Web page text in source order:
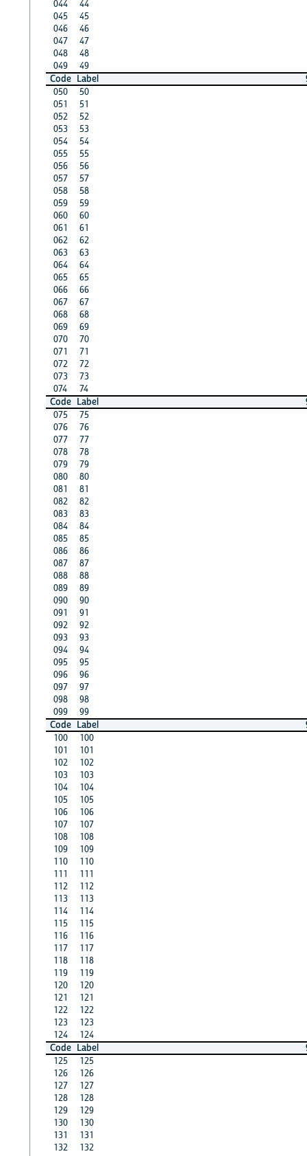
044
44
045
45
046
46
047
47
048
48
049
49
Code Label
050
50
051
51
052
52
053
53
054
54
055
55
056
56
057
57
058
58
059
59
060
60
061
61
062
62
063
63
064
64
065
65
066
66
067
67
068
68
069
69
070
70
071
71
072
72
073
73
074
74
Code Label
075
75
076
76
077
77
078
78
079
79
080
80
081
81
082
82
083
83
084
84
085
85
086
86
087
87
088
88
089
89
090
90
091
91
092
92
093
93
094
94
095
95
096
96
097
97
098
98
099
99
Code Label
100
100
101
101
102
102
103
103
104
104
105
105
106
106
107
107
108
108
109
109
110
110
111
111
112
112
113
113
114
114
115
115
116
116
117
117
118
118
119
119
120
120
121
121
122
122
123
123
124
124
Code Label
125
125
126
126
127
127
128
128
129
129
130
130
131
131
132
132